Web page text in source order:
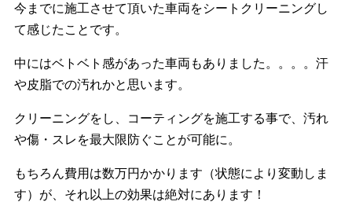
今までに施工させて頂いた車両をシートクリーニングし
て感じたことです。
中にはベトベト感があった車両もありました。。。。汗
や皮脂での汚れかと思います。
クリーニングをし、コーティングを施工する事で、汚れ
や傷・スレを最大限防ぐことが可能に。
もちろん費用は数万円かかります（状態により変動しま
す）が、それ以上の効果は絶対にあります！